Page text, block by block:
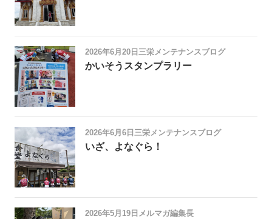
2026年6月20日 三栄メンテナンスブログ
かいそうスタンプラリー
2026年6月6日 三栄メンテナンスブログ
いざ、よなぐら！
2026年5月19日 メルマガ編集長